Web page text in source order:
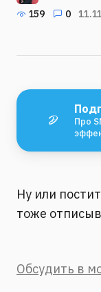
159
0
Про
Ну или
тоже
Обсудить в